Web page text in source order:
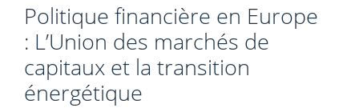
Politique financière en Europe
: L’Union des marchés de
capitaux et la transition
énergétique